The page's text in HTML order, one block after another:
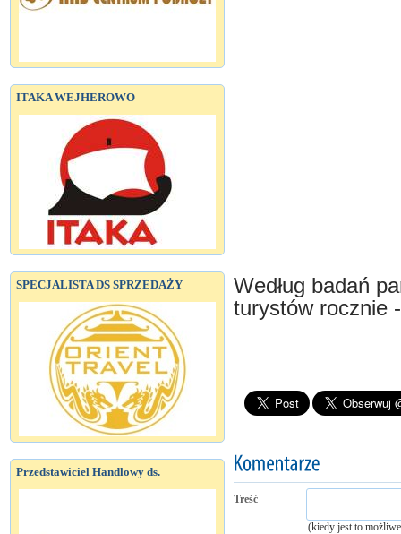
ITAKA WEJHEROWO
SPECJALISTA DS SPRZEDAŻY
Przedstawiciel Handlowy ds.
Według badań
turystów rocznie
Treść
(kiedy jest to